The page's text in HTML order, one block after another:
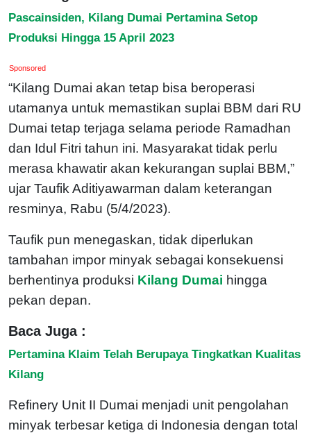
Pascainsiden, Kilang Dumai Pertamina Setop
Produksi Hingga 15 April 2023
Sponsored
“Kilang Dumai akan tetap bisa beroperasi
utamanya untuk memastikan suplai BBM dari RU
Dumai tetap terjaga selama periode Ramadhan
dan Idul Fitri tahun ini. Masyarakat tidak perlu
merasa khawatir akan kekurangan suplai BBM,”
ujar Taufik Aditiyawarman dalam keterangan
resminya, Rabu (5/4/2023).
Taufik pun menegaskan, tidak diperlukan
tambahan impor minyak sebagai konsekuensi
berhentinya produksi Kilang Dumai hingga
pekan depan.
Baca Juga :
Pertamina Klaim Telah Berupaya Tingkatkan Kualitas
Kilang
Refinery Unit II Dumai menjadi unit pengolahan
minyak terbesar ketiga di Indonesia dengan total